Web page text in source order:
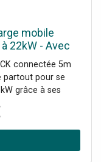
mobile
22kW - Avec
- WiFi
connectée 5m
partout pour se
grâce à ses
compatible
d'une prise
5m avec
est très